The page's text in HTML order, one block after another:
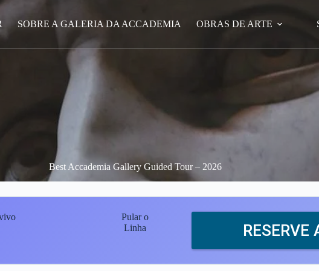
SOBRE A GALERIA DA ACCADEMIA OBRAS DE ARTE
Best Accademia Gallery Guided Tour – 2026
Pular o
Linha
RESERVE